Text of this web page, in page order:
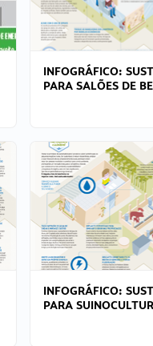
INFOGRÁFICO:
PARA SALÕES DE
INFOGRÁFICO:
PARA